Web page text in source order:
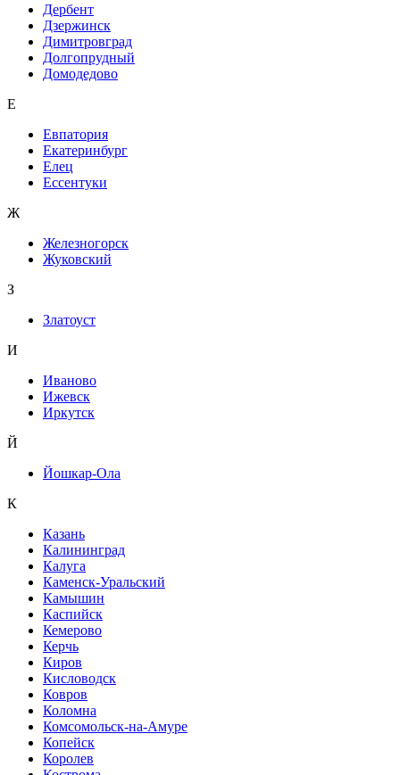
Дербент
Дзержинск
Димитровград
Долгопрудный
Домодедово
Е
Евпатория
Екатеринбург
Елец
Ессентуки
Ж
Железногорск
Жуковский
З
Златоуст
И
Иваново
Ижевск
Иркутск
Й
Йошкар-Ола
К
Казань
Калининград
Калуга
Каменск-Уральский
Камышин
Каспийск
Кемерово
Керчь
Киров
Кисловодск
Ковров
Коломна
Комсомольск-на-Амуре
Копейск
Королев